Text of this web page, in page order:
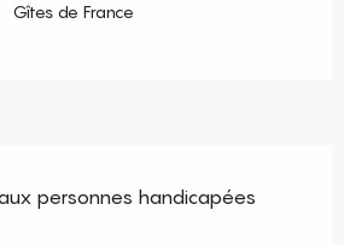
Gîtes de France
personnes handicapées